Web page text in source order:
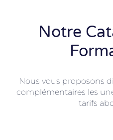
Notre
Nous vous proposons
complémentaires les
tarifs